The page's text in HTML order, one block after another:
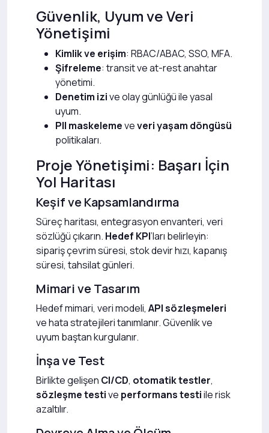
Güvenlik, Uyum ve Veri
Yönetişimi
Kimlik ve erişim: RBAC/ABAC, SSO, MFA.
Şifreleme: transit ve at-rest anahtar
yönetimi.
Denetim izive olay günlüğü ile yasal
uyum.
PII maskelemeveveri yaşam döngüsü
politikaları.
Proje Yönetişimi: Başarı İçin
Yol Haritası
Keşif ve Kapsamlandırma
Süreç haritası, entegrasyon envanteri, veri
sözlüğü çıkarın. Hedef KPI’ları belirleyin:
sipariş çevrim süresi, stok devir hızı, kapanış
süresi, tahsilat günleri.
Mimari ve Tasarım
Hedef mimari, veri modeli, API sözleşmeleri
ve hata stratejileri tanımlanır. Güvenlik ve
uyum baştan kurgulanır.
İnşa ve Test
Birlikte gelişen CI/CD, otomatik testler,
sözleşme testive performans testiile risk
azaltılır.